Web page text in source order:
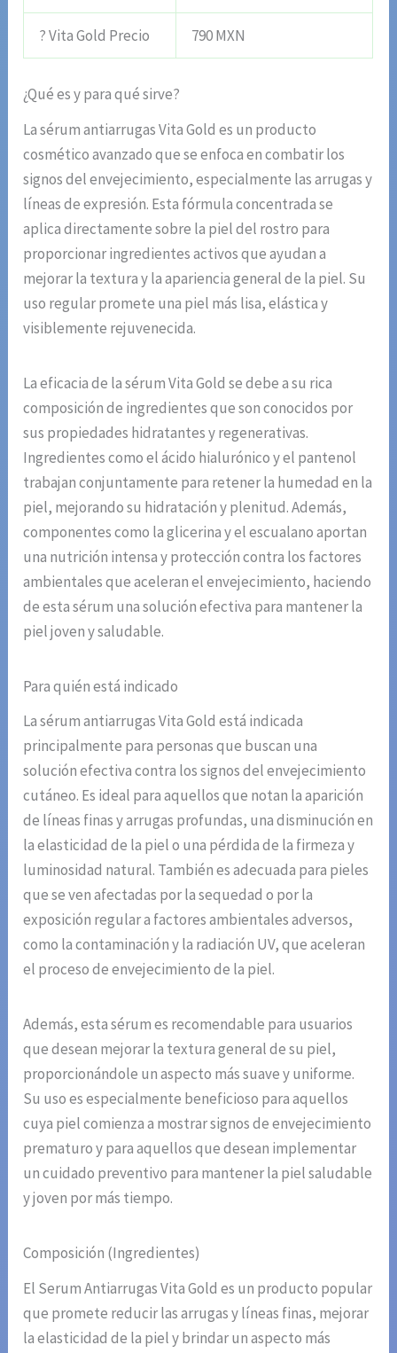
? Vita Gold Precio 790 MXN
¿Qué es y para qué sirve?
La sérum antiarrugas Vita Gold es un producto
cosmético avanzado que se enfoca en combatir los
signos del envejecimiento, especialmente las arrugas y
líneas de expresión. Esta fórmula concentrada se
aplica directamente sobre la piel del rostro para
proporcionar ingredientes activos que ayudan a
mejorar la textura y la apariencia general de la piel. Su
uso regular promete una piel más lisa, elástica y
visiblemente rejuvenecida.
La eficacia de la sérum Vita Gold se debe a su rica
composición de ingredientes que son conocidos por
sus propiedades hidratantes y regenerativas.
Ingredientes como el ácido hialurónico y el pantenol
trabajan conjuntamente para retener la humedad en la
piel, mejorando su hidratación y plenitud. Además,
componentes como la glicerina y el escualano aportan
una nutrición intensa y protección contra los factores
ambientales que aceleran el envejecimiento, haciendo
de esta sérum una solución efectiva para mantener la
piel joven y saludable.
Para quién está indicado
La sérum antiarrugas Vita Gold está indicada
principalmente para personas que buscan una
solución efectiva contra los signos del envejecimiento
cutáneo. Es ideal para aquellos que notan la aparición
de líneas finas y arrugas profundas, una disminución en
la elasticidad de la piel o una pérdida de la firmeza y
luminosidad natural. También es adecuada para pieles
que se ven afectadas por la sequedad o por la
exposición regular a factores ambientales adversos,
como la contaminación y la radiación UV, que aceleran
el proceso de envejecimiento de la piel.
Además, esta sérum es recomendable para usuarios
que desean mejorar la textura general de su piel,
proporcionándole un aspecto más suave y uniforme.
Su uso es especialmente beneficioso para aquellos
cuya piel comienza a mostrar signos de envejecimiento
prematuro y para aquellos que desean implementar
un cuidado preventivo para mantener la piel saludable
y joven por más tiempo.
Composición (Ingredientes)
El Serum Antiarrugas Vita Gold es un producto popular
que promete reducir las arrugas y líneas finas, mejorar
la elasticidad de la piel y brindar un aspecto más